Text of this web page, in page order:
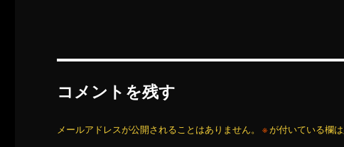
コメントを残す
メールアドレスが公開されることはありません。 ※が付いている欄